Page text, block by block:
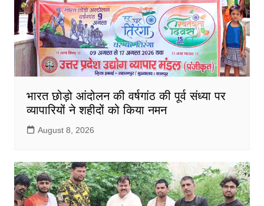
भारत छोड़ो आंदोलन की वर्षगांठ की पूर्व संध्या पर
व्यापारियों ने शहीदों को किया नमन
August 8, 2026